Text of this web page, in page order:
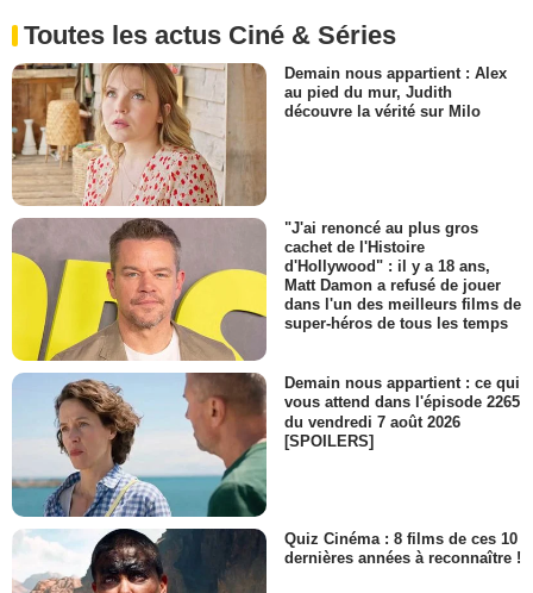
Toutes les actus Ciné & Séries
Demain nous appartient : Alex
au pied du mur, Judith
découvre la vérité sur Milo
"J'ai renoncé au plus gros
cachet de l'Histoire
d'Hollywood" : il y a 18 ans,
Matt Damon a refusé de jouer
dans l'un des meilleurs films de
super-héros de tous les temps
Demain nous appartient : ce qui
vous attend dans l'épisode 2265
du vendredi 7 août 2026
[SPOILERS]
Quiz Cinéma : 8 films de ces 10
dernières années à reconnaître !